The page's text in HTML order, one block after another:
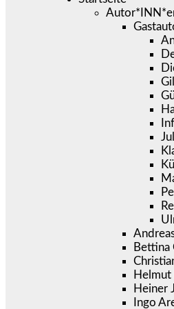
Bettina
Helmut
Heiner
Ingo